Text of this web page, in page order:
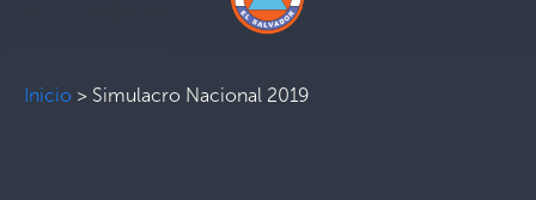
Inicio > Simulacro Nacional 2019